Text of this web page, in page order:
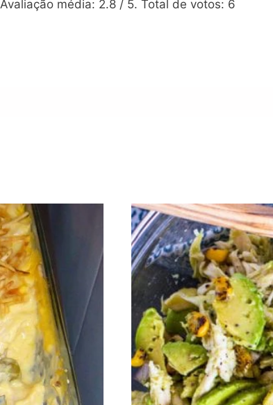
Avaliação média: 2.8/ 5. Total de votos: 6